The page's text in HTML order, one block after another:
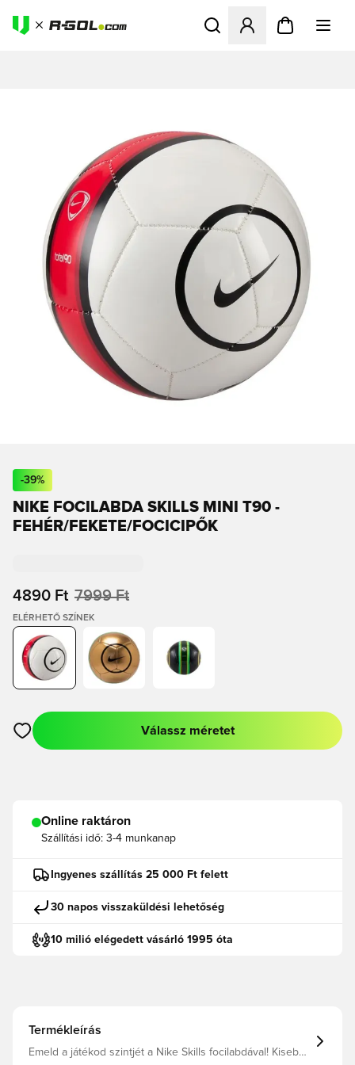
Megnyit egy modált a
-39%
NIKE FOCILABDA SKILLS MINI T90 -
FEHÉR/FEKETE/FOCICIPŐK
4890 Ft 7999 Ft
ELÉRHETŐ SZÍNEK
Megnyit egy modált a bejelentkezéshez vagy a tagként való
Válassz méretet
Online raktáron
Szállítási idő: 3-4 munkanap
Ingyenes szállítás 25 000 Ft felett
30 napos visszaküldési lehetőség
10 milió elégedett vásárló 1995 óta
Termékleírás
Emeld a játékod szintjét a Nike Skills focilabdával! Kisebb